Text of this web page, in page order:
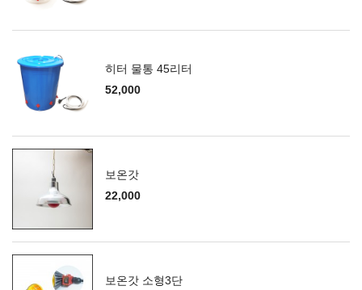
히터 물통 45리터
52,000
보온갓
22,000
보온갓 소형3단